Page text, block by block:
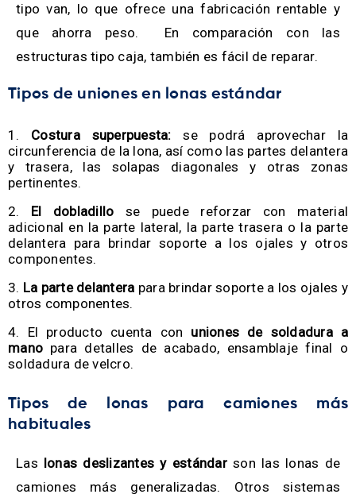
tipo van, lo que ofrece una fabricación rentable y
que ahorra peso. En comparación con las
estructuras tipo caja, también es fácil de reparar.
Tipos de uniones en lonas estándar
Costura superpuesta:se podrá aprovechar la
circunferencia de la lona, así como las partes delantera
y trasera, las solapas diagonales y otras zonas
pertinentes.
El dobladillo se puede reforzar con material
adicional en la parte lateral, la parte trasera o la parte
delantera para brindar soporte a los ojales y otros
componentes.
La parte delantera para brindar soporte a los ojales y
otros componentes.
El producto cuenta con uniones de soldadura a
mano para detalles de acabado, ensamblaje final o
soldadura de velcro.
Tipos de lonas para camiones más
habituales
Las lonas deslizantes y estándarson las lonas de
camiones más generalizadas. Otros sistemas